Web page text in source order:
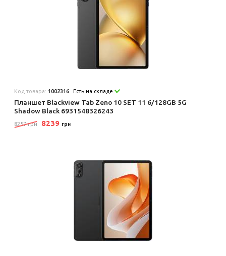
Код товара: 1002316 Есть на складе
Планшет Blackview Tab Zeno 10 SET 11 6/128GB 5G
Shadow Black 6931548326243
8257 грн 8239 грн